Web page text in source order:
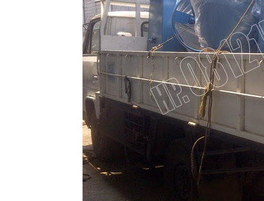
Jual Mesin Molen 350